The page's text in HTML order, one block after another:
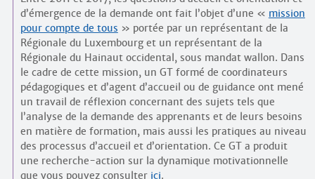
d’émergence de la demande ont fait l’objet d’une « mission
pour compte de tous » portée par un représentant de la
Régionale du Luxembourg et un représentant de la
Régionale du Hainaut occidental, sous mandat wallon. Dans
le cadre de cette mission, un GT formé de coordinateurs
pédagogiques et d’agent d’accueil ou de guidance ont mené
un travail de réflexion concernant des sujets tels que
l’analyse de la demande des apprenants et de leurs besoins
en matière de formation, mais aussi les pratiques au niveau
des processus d’accueil et d’orientation. Ce GT a produit
une recherche-action sur la dynamique motivationnelle
que vous pouvez consulter ici.